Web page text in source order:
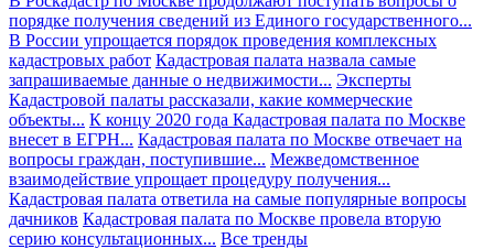
порядке получения сведений из Единого государственного...
В России упрощается порядок проведения комплексных
кадастровых работ Кадастровая палата назвала самые
запрашиваемые данные о недвижимости... Эксперты
Кадастровой палаты рассказали, какие коммерческие
объекты... К концу 2020 года Кадастровая палата по Москве
внесет в ЕГРН... Кадастровая палата по Москве отвечает на
вопросы граждан, поступившие... Межведомственное
взаимодействие упрощает процедуру получения...
Кадастровая палата ответила на самые популярные вопросы
дачников Кадастровая палата по Москве провела вторую
серию консультационных... Все тренды